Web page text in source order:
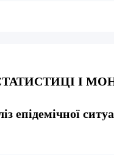
І
епідемічної